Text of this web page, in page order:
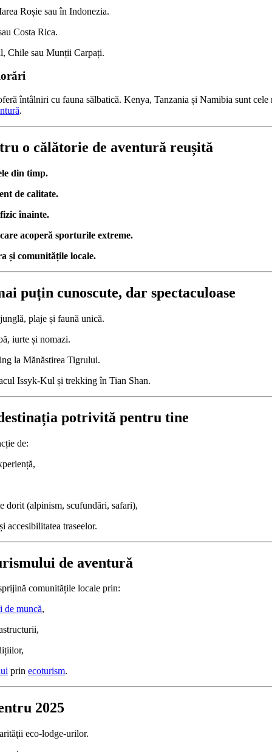
Roșie sau în Indonezia.
Costa Rica.
Chile sau Munții Carpați.
întâlniri cu fauna sălbatică. Kenya, Tanzania și Namibia sunt cele
.
o călătorie de aventură reușită
din timp.
de calitate.
înainte.
acoperă sporturile extreme.
și comunitățile locale.
puțin cunoscute, dar spectaculoase
plaje și faună unică.
iurte și nomazi.
la Mănăstirea Tigrului.
Issyk-Kul și trekking în Tian Shan.
potrivită pentru tine
de:
dorit (alpinism, scufundări, safari),
accesibilitatea traseelor.
de aventură
comunitățile locale prin:
de muncă,
prin ecoturism.
2025
eco-lodge-urilor.